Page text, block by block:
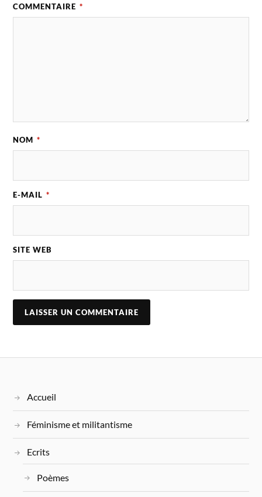
COMMENTAIRE *
NOM *
E-MAIL *
SITE WEB
Accueil
Féminisme et militantisme
Ecrits
Poèmes